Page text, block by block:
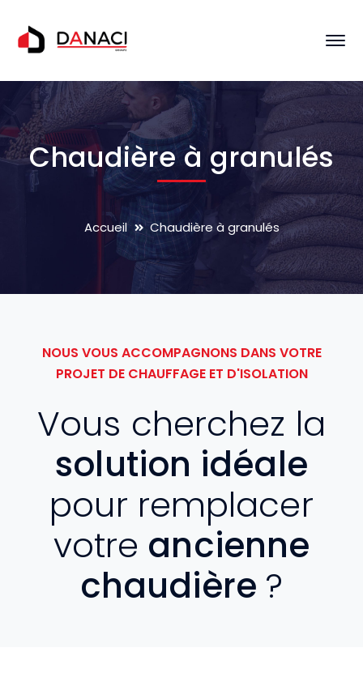
Chaudière à granulés
Accueil Chaudière à granulés
NOUS VOUS ACCOMPAGNONS DANS VOTRE
PROJET DE CHAUFFAGE ET D'ISOLATION
Vous cherchez la
solution idéale
pour remplacer
votre ancienne
chaudière ?